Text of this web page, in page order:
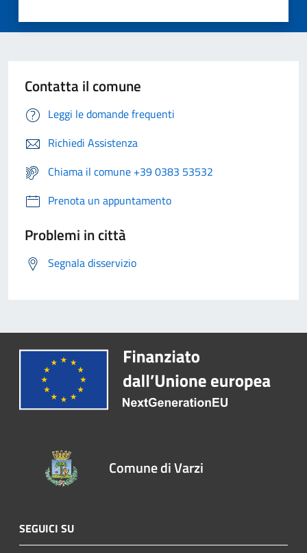
Contatta il comune
Leggi le domande frequenti
Richiedi Assistenza
Chiama il comune +39 0383 53532
Prenota un appuntamento
Problemi in città
Segnala disservizio
Comune di Varzi
SEGUICI SU